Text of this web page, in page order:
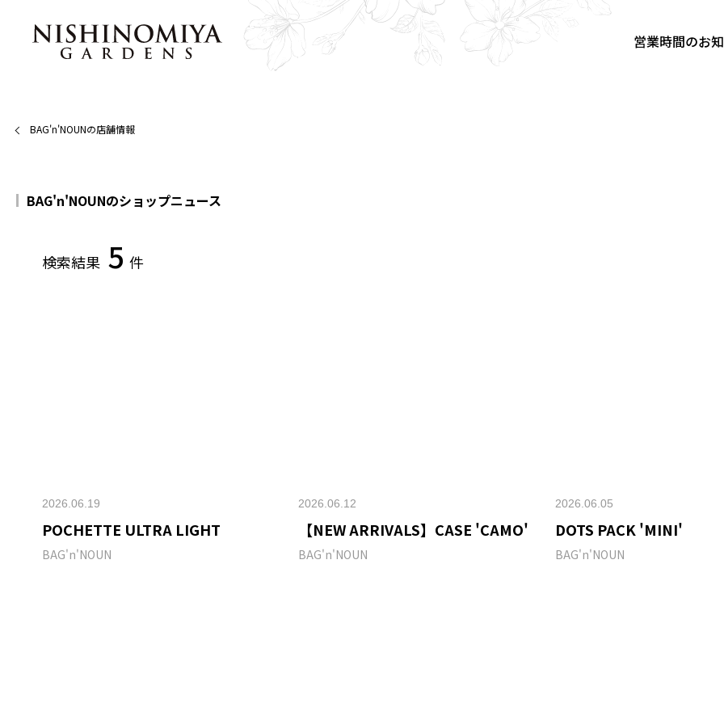
営業時間のお
BAG'n'NOUNの店舗情報
BAG'n'NOUNのショップニュース
検索結果 5 件
2026.06.19
POCHETTE ULTRA LIGHT
BAG'n'NOUN
2026.06.12
【NEW ARRIVALS】CASE 'CAMO'
BAG'n'NOUN
2026.06.05
DOTS PACK 'MINI'
BAG'n'NOUN